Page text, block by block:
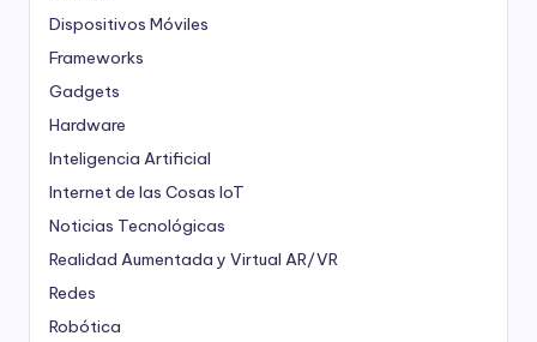
Dispositivos Móviles
Frameworks
Gadgets
Hardware
Inteligencia Artificial
Internet de las Cosas IoT
Noticias Tecnológicas
Realidad Aumentada y Virtual AR/VR
Redes
Robótica